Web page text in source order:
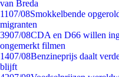
van Breda
1107/08Smokkelbende
migranten
3907/08CDA en D66 willen
ongemerkt filmen
1407/08Benzineprijs daalt
blijft